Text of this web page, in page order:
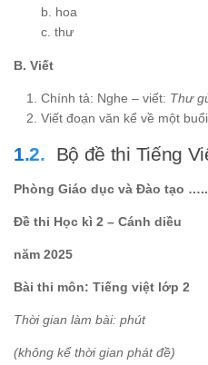
b. hoa
c. thư
B. Viết
Chính tả: Nghe – viết: Thư
Viết đoạn văn kể về một
Bộ đề thi Tiếng
Phòng Giáo dục và Đào tạo …..
Đề thi Học kì 2 – Cánh diều
năm 2025
Bài thi môn: Tiếng việt lớp 2
Thời gian làm bài: phút
(không kể thời gian phát đề)